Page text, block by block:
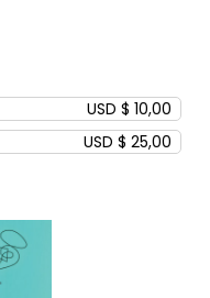
USD $ 10,00
USD $ 25,00